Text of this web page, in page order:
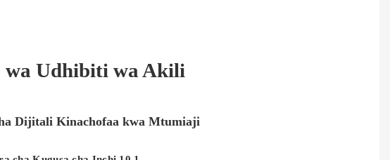
wa Udhibiti wa Akili
Dijitali Kinachofaa kwa Mtumiaji